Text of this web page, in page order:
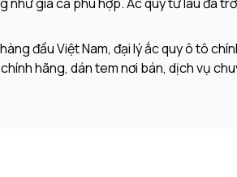
đầu Việt Nam, đại lý ắc quy ô tô
hãng, dán tem nơi bán, dịch vụ